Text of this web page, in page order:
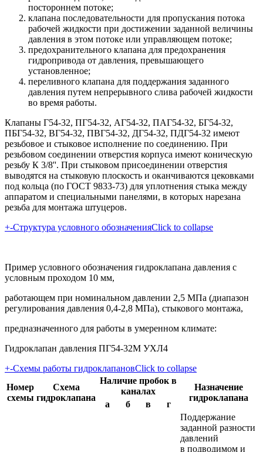
постороннем потоке;
клапана последовательности для пропускания потока
рабочей жидкости при достижении заданной величины
давления в этом потоке или управляющем потоке;
предохранительного клапана для предохранения
гидропривода от давления, превышающего
установленное;
переливного клапана для поддержания заданного
давления путем непрерывного слива рабочей жидкости
во время работы.
Клапаны Г54-32, ПГ54-32, АГ54-32, ПАГ54-32, БГ54-32,
ПБГ54-32, ВГ54-32, ПВГ54-32, ДГ54-32, ПДГ54-32 имеют
резьбовое и стыковое исполнение по соединению. При
резьбовом соединении отверстия корпуса имеют коническую
резьбу К 3/8''. При стыковом присоединении отверстия
выводятся на стыковую плоскость и оканчиваются цековками
под кольца (по ГОСТ 9833-73) для уплотнения стыка между
аппаратом и специальными панелями, в которых нарезана
резьба для монтажа штуцеров.
+-Структура условного обозначенияClick to collapse
Пример условного обозначения гидроклапана давления с
условным проходом 10 мм,
работающем при номинальном давлении 2,5 МПа (диапазон
регулирования давления 0,4-2,8 МПа), стыкового монтажа,
предназначенного для работы в умеренном климате:
Гидроклапан давления ПГ54-32М УХЛ4
+-Схемы работы гидроклапановClick to collapse
Номер
схемы
Схема
гидроклапана
Наличие пробок в
каналах
Назначение
гидроклапана
а б в г
Поддержание
заданной разности
давлений
в подводимом и